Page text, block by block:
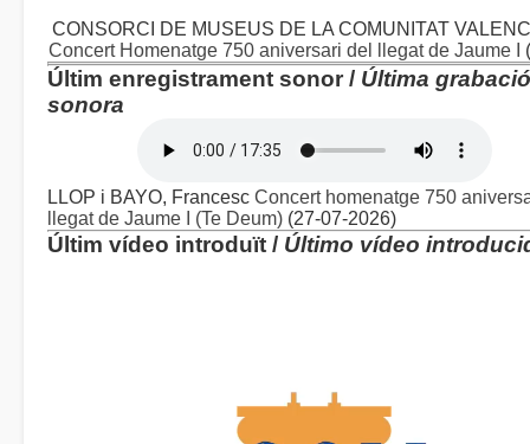
CONSORCI DE MUSEUS DE LA COMUNITAT
Concert Homenatge 750 aniversari del llegat de Jaume I
Últim enregistrament sonor / Última
sonora
LLOP i BAYO, Francesc Concert homenatge 750
llegat de Jaume I (Te Deum) (27-07-2026)
Últim vídeo introduït / Último vídeo